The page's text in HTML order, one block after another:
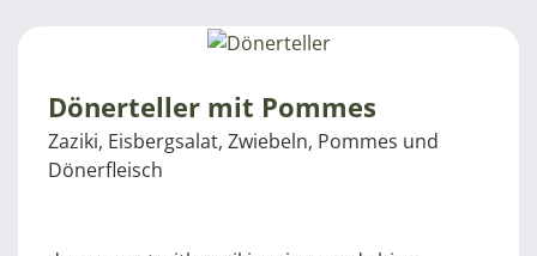
Dönerteller mit Pommes
Zaziki, Eisbergsalat, Zwiebeln, Pommes und
Dönerfleisch